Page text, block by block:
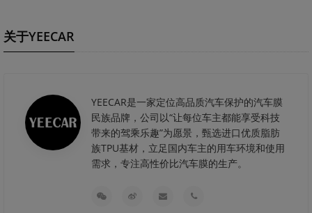
关于YEECAR
YEECAR是一家定位高品质汽车保护的汽车膜
民族品牌，公司以“让每位车主都能享受科技
带来的驾乘乐趣”为愿景，甄选进口优质脂肪
族TPU基材，立足国内车主的用车环境和使用
需求，专注高性价比汽车膜的生产。